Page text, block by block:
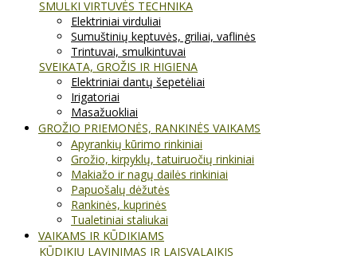
SMULKI VIRTUVĖS TECHNIKA
Elektriniai virduliai
Sumuštinių keptuvės, griliai, vaflinės
Trintuvai, smulkintuvai
SVEIKATA, GROŽIS IR HIGIENA
Elektriniai dantų šepetėliai
Irigatoriai
Masažuokliai
GROŽIO PRIEMONĖS, RANKINĖS VAIKAMS
Apyrankių kūrimo rinkiniai
Grožio, kirpyklų, tatuiruočių rinkiniai
Makiažo ir nagų dailės rinkiniai
Papuošalų dėžutės
Rankinės, kuprinės
Tualetiniai staliukai
VAIKAMS IR KŪDIKIAMS
KŪDIKIŲ LAVINIMAS IR LAISVALAIKIS